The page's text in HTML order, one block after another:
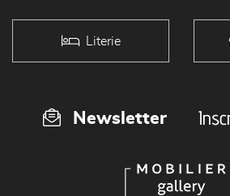
Literie
Newsletter